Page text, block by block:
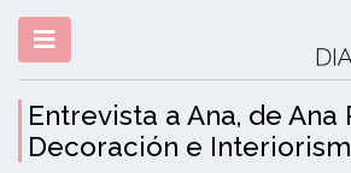
Entrevista a Ana, de Ana
Decoración e